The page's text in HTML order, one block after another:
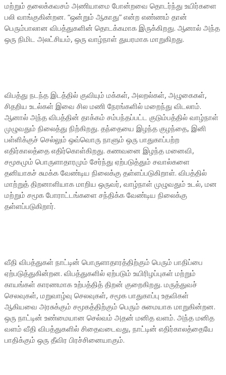
மற்றும் தலைக்கவசம் அணியாமை போன்றவை தொடர்ந்து உயிர்களை
பலி வாங்குகின்றன. “ஒன்றும் ஆகாது” என்ற எண்ணம் தான்
பெரும்பாலான விபத்துகளின் தொடக்கமாக இருக்கிறது. ஆனால் அந்த
ஒரு நிமிட அலட்சியம், ஒரு வாழ்நாள் துயரமாக மாறுகிறது.
விபத்து நடந்த இடத்தில் குவியும் மக்கள், அலறல்கள், அழுகைகள்,
சிதறிய உடல்கள் இவை சில மணி நேரங்களில் மறைந்து விடலாம்.
ஆனால் அந்த விபத்தின் தாக்கம் சம்பந்தப்பட்ட குடும்பத்தில் வாழ்நாள்
முழுவதும் நிலைத்து நிற்கிறது. தந்தையை இழந்த குழந்தை, இனி
பள்ளிக்குச் செல்லும் ஒவ்வொரு நாளும் ஒரு பாதுகாப்பற்ற
எதிர்காலத்தை எதிர்கொள்கிறது. கணவனை இழந்த மனைவி,
சமூகமும் பொருளாதாரமும் சேர்ந்து ஏற்படுத்தும் சவால்களை
தனியாகச் சுமக்க வேண்டிய நிலைக்கு தள்ளப்படுகிறாள். விபத்தில்
மாற்றுத் திறனாளியாக மாறிய ஒருவர், வாழ்நாள் முழுவதும் உடல், மன
மற்றும் சமூக போராட்டங்களை சந்திக்க வேண்டிய நிலைக்கு
தள்ளப்படுகிறார்.
வீதி விபத்துகள் நாட்டின் பொருளாதாரத்திற்கும் பெரும் பாதிப்பை
ஏற்படுத்துகின்றன. விபத்துகளில் ஏற்படும் உயிரிழப்புகள் மற்றும்
காயங்கள் காரணமாக உற்பத்தித் திறன் குறைகிறது. மருத்துவச்
செலவுகள், மறுவாழ்வு செலவுகள், சமூக பாதுகாப்பு உதவிகள்
ஆகியவை அரசுக்கும் சமூகத்திற்கும் பெரும் சுமையாக மாறுகின்றன.
ஒரு நாட்டின் உண்மையான செல்வம் அதன் மனித வளம். அந்த மனித
வளம் வீதி விபத்துகளில் சிதைவடைவது, நாட்டின் எதிர்காலத்தையே
பாதிக்கும் ஒரு தீவிர பிரச்சினையாகும்.